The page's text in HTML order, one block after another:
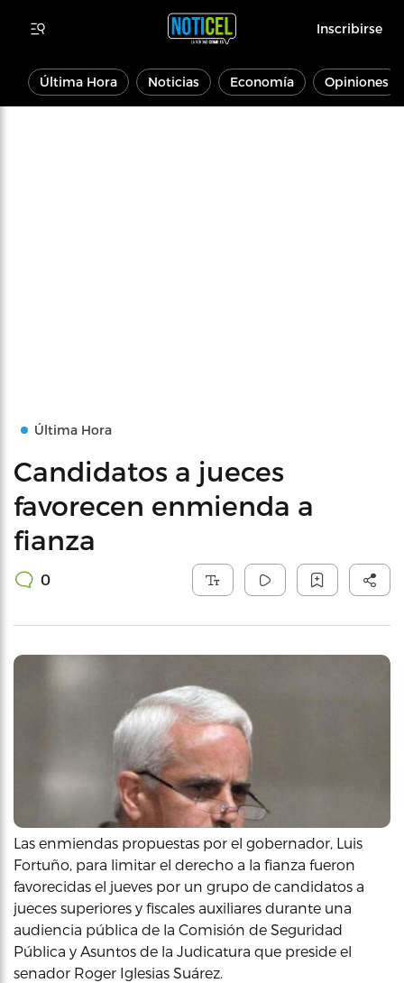
Inscribirse
Última Hora Noticias Economía Opiniones
Última Hora
Candidatos a jueces
favorecen enmienda a
fianza
0
Las enmiendas propuestas por el gobernador, Luis
Fortuño, para limitar el derecho a la fianza fueron
favorecidas el jueves por un grupo de candidatos a
jueces superiores y fiscales auxiliares durante una
audiencia pública de la Comisión de Seguridad
Pública y Asuntos de la Judicatura que preside el
senador Roger Iglesias Suárez.